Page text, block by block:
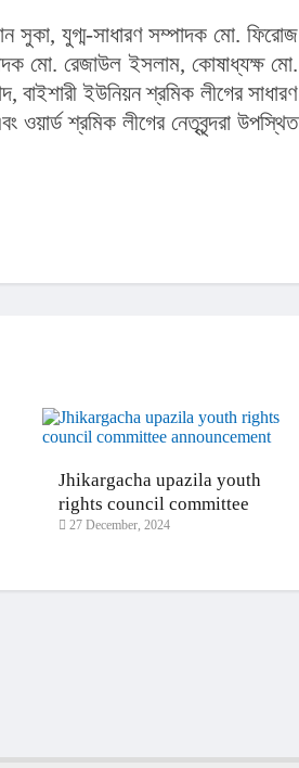
সুকা, যুগ্ম-সাধারণ সম্পাদক মো. ফিরোজ
মো. রেজাউল ইসলাম, কোষাধ্যক্ষ মো.
বাইশারী ইউনিয়ন শ্রমিক লীগের সাধারণ
শ্রমিক লীগের নেতৃবৃন্দরা উপস্থিত
Jhikargacha upazila youth
rights council committee
announcement
27 December, 2024